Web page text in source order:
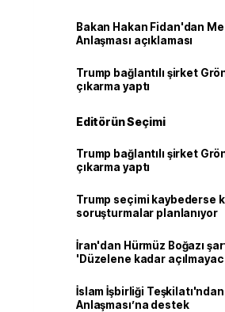
Bakan Hakan Fidan'dan
Anlaşması açıklaması
Trump bağlantılı şirket
çıkarma yaptı
Editörün Seçimi
Trump bağlantılı şirket
çıkarma yaptı
Trump seçimi kaybederse
soruşturmalar planlanıyor
İran'dan Hürmüz Boğazı
'Düzelene kadar
İslam İşbirliği
Anlaşması’na destek